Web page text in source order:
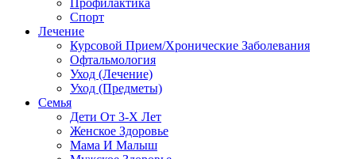
Профилактика
Спорт
Лечение
Курсовой Прием/Хронические Заболевания
Офтальмология
Уход (Лечение)
Уход (Предметы)
Семья
Дети От 3-Х Лет
Женское Здоровье
Мама И Малыш